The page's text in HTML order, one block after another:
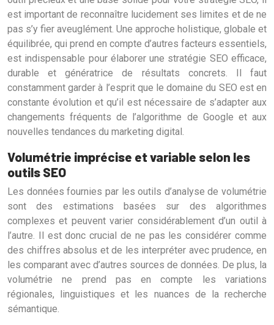
est important de reconnaître lucidement ses limites et de ne
pas s’y fier aveuglément. Une approche holistique, globale et
équilibrée, qui prend en compte d’autres facteurs essentiels,
est indispensable pour élaborer une stratégie SEO efficace,
durable et génératrice de résultats concrets. Il faut
constamment garder à l’esprit que le domaine du SEO est en
constante évolution et qu’il est nécessaire de s’adapter aux
changements fréquents de l’algorithme de Google et aux
nouvelles tendances du marketing digital.
Volumétrie imprécise et variable selon les
outils SEO
Les données fournies par les outils d’analyse de volumétrie
sont des estimations basées sur des algorithmes
complexes et peuvent varier considérablement d’un outil à
l’autre. Il est donc crucial de ne pas les considérer comme
des chiffres absolus et de les interpréter avec prudence, en
les comparant avec d’autres sources de données. De plus, la
volumétrie ne prend pas en compte les variations
régionales, linguistiques et les nuances de la recherche
sémantique.